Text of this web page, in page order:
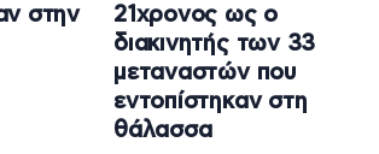
στην
21χρονος ως ο
διακινητής των 33
μεταναστών που
εντοπίστηκαν στη
θάλασσα